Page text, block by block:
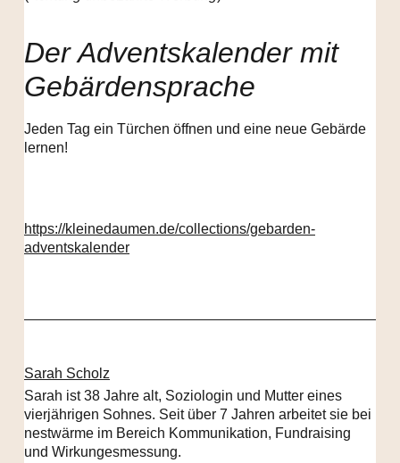
Der Adventskalender mit
Gebärdensprache
Jeden Tag ein Türchen öffnen und eine neue Gebärde
lernen!
https://kleinedaumen.de/collections/gebarden-
adventskalender
Sarah Scholz
Sarah ist 38 Jahre alt, Soziologin und Mutter eines
vierjährigen Sohnes. Seit über 7 Jahren arbeitet sie bei
nestwärme im Bereich Kommunikation, Fundraising
und Wirkungesmessung.